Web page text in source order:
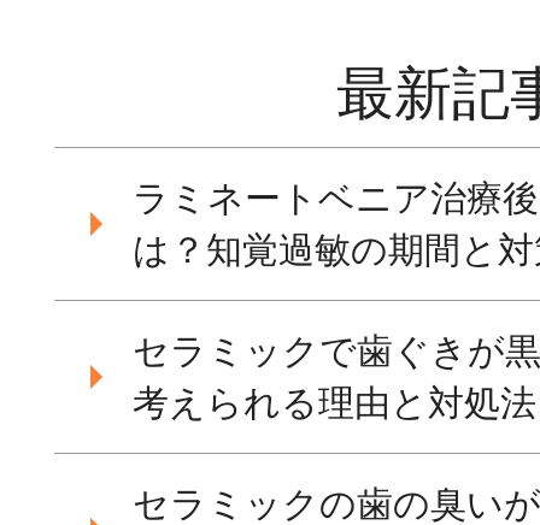
最新記
ラミネートベニア治療
は？知覚過敏の期間と
セラミックで歯ぐきが
考えられる理由と対処
セラミックの歯の臭い